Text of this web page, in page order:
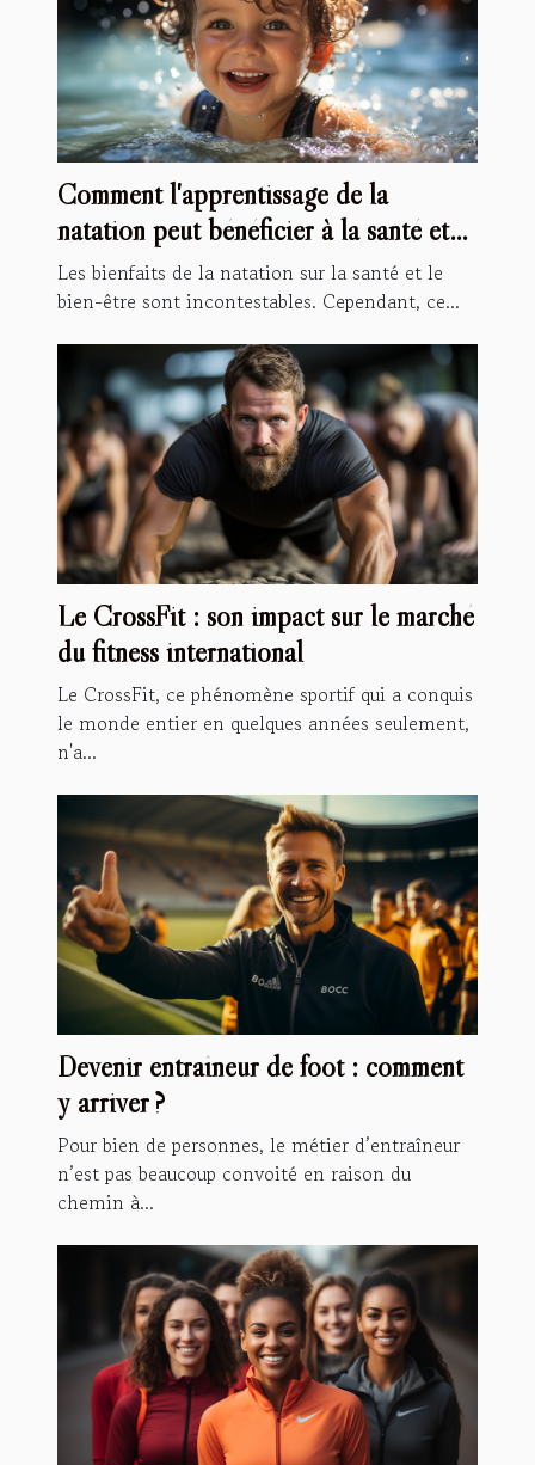
Comment l'apprentissage de la
natation peut bénéficier à la santé et
au développement de vos enfants
Les bienfaits de la natation sur la santé et le
bien-être sont incontestables. Cependant, ce...
Le CrossFit : son impact sur le marché
du fitness international
Le CrossFit, ce phénomène sportif qui a conquis
le monde entier en quelques années seulement,
n'a...
Devenir entraîneur de foot : comment
y arriver ?
Pour bien de personnes, le métier d’entraîneur
n’est pas beaucoup convoité en raison du
chemin à...